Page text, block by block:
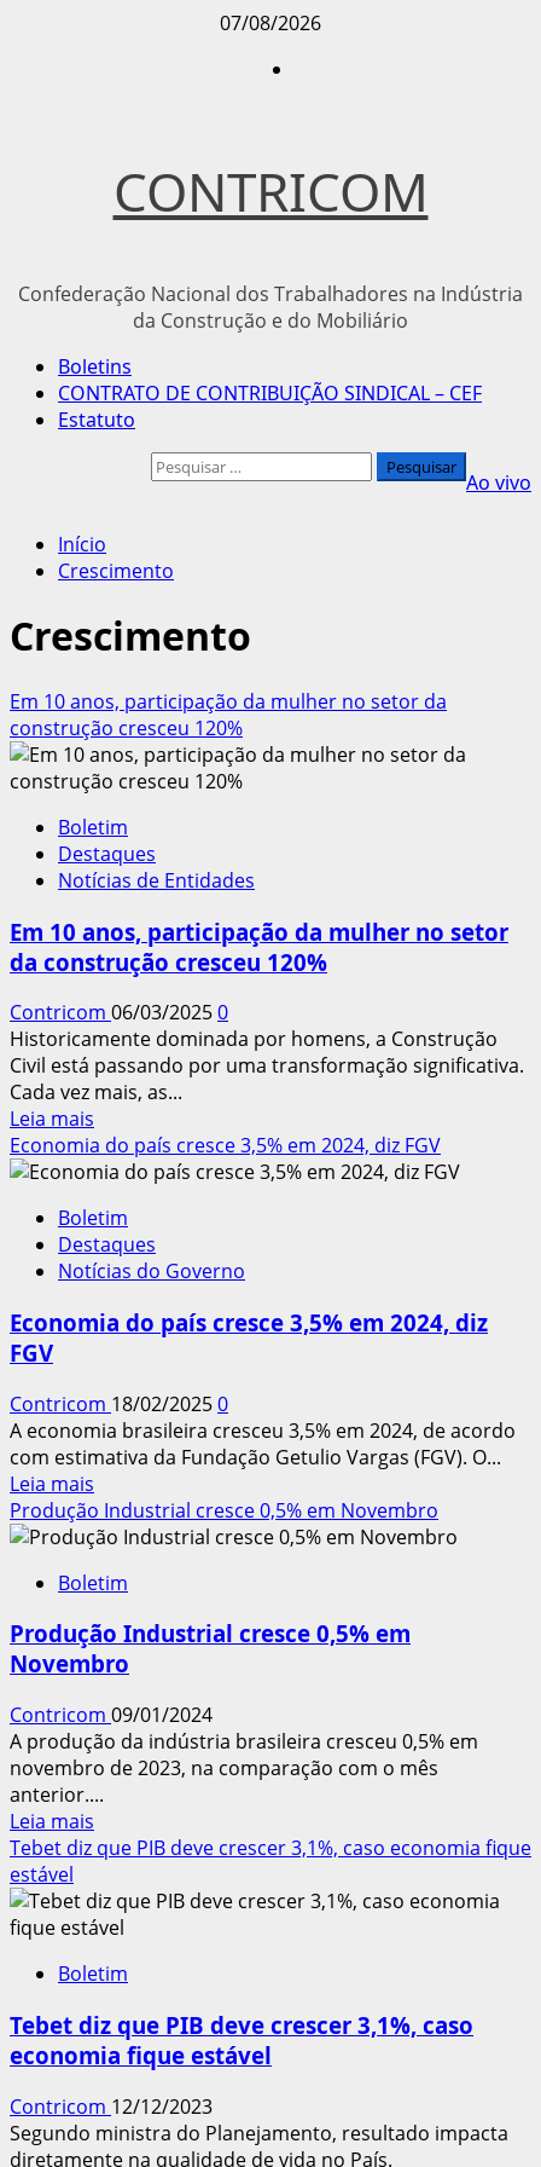
07/08/2026
CONTRICOM
Confederação Nacional dos Trabalhadores na Indústria
da Construção e do Mobiliário
Menu
principal
Boletins
CONTRATO DE CONTRIBUIÇÃO SINDICAL – CEF
Estatuto
Pesquisar
Ao vivo
Início
Crescimento
Crescimento
Em 10 anos, participação da mulher no setor da
construção cresceu 120%
Boletim
Destaques
Notícias de Entidades
Em 10 anos, participação da mulher no setor
da construção cresceu 120%
Contricom 06/03/20250
Historicamente dominada por homens, a Construção
Civil está passando por uma transformação significativa.
Cada vez mais, as...
Leia mais
mais
sobre
10
anos,
participação
mulher
da
construção
cresceu
120%
Economia do país cresce 3,5% em 2024, diz FGV
Boletim
Destaques
Notícias do Governo
Economia do país cresce 3,5% em 2024, diz
FGV
Contricom 18/02/20250
A economia brasileira cresceu 3,5% em 2024, de acordo
com estimativa da Fundação Getulio Vargas (FGV). O...
Leia mais
mais
sobre
do
cresce
3,5%
2024,
diz
FGV
Produção Industrial cresce 0,5% em Novembro
Boletim
Produção Industrial cresce 0,5% em
Novembro
Contricom 09/01/2024
A produção da indústria brasileira cresceu 0,5% em
novembro de 2023, na comparação com o mês
anterior....
Leia mais
mais
Produção
Industrial
0,5%
Novembro
Tebet diz que PIB deve crescer 3,1%, caso economia fique
estável
Boletim
Tebet diz que PIB deve crescer 3,1%, caso
economia fique estável
Contricom 12/12/2023
Segundo ministra do Planejamento, resultado impacta
diretamente na qualidade de vida no País.